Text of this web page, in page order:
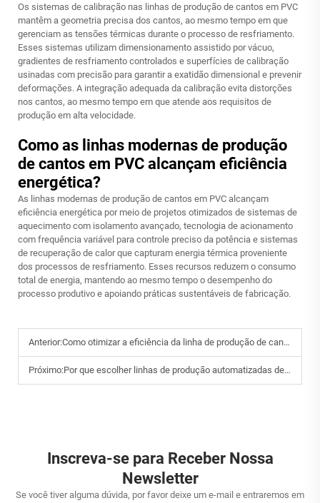
Os sistemas de calibração nas linhas de produção de cantos em PVC
mantêm a geometria precisa dos cantos, ao mesmo tempo em que
gerenciam as tensões térmicas durante o processo de resfriamento.
Esses sistemas utilizam dimensionamento assistido por vácuo,
gradientes de resfriamento controlados e superfícies de calibração
usinadas com precisão para garantir a exatidão dimensional e prevenir
deformações. A integração adequada da calibração evita distorções
nos cantos, ao mesmo tempo em que atende aos requisitos de
produção em alta velocidade.
Como as linhas modernas de produção
de cantos em PVC alcançam eficiência
energética?
As linhas modernas de produção de cantos em PVC alcançam
eficiência energética por meio de projetos otimizados de sistemas de
aquecimento com isolamento avançado, tecnologia de acionamento
com frequência variável para controle preciso da potência e sistemas
de recuperação de calor que capturam energia térmica proveniente
dos processos de resfriamento. Esses recursos reduzem o consumo
total de energia, mantendo ao mesmo tempo o desempenho do
processo produtivo e apoiando práticas sustentáveis de fabricação.
Anterior:Como otimizar a eficiência da linha de produção de cantoneiras de PVC?
Próximo:Por que escolher linhas de produção automatizadas de chapas de mármore de PVC?
Inscreva-se para Receber Nossa
Newsletter
Se você tiver alguma dúvida, por favor deixe um e-mail e entraremos em